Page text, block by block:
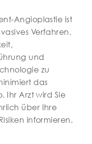
Angioplastie ist
Verfahren.
und
zu
das
Ihr Arzt wird Sie
über Ihre
informieren.